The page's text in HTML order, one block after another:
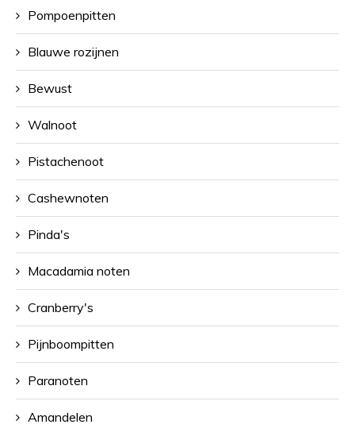
Pompoenpitten
Blauwe rozijnen
Bewust
Walnoot
Pistachenoot
Cashewnoten
Pinda's
Macadamia noten
Cranberry's
Pijnboompitten
Paranoten
Amandelen